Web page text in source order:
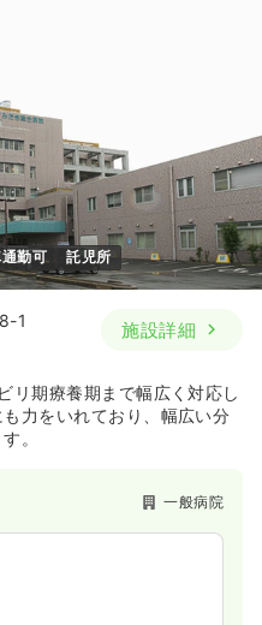
勤可 託児所
1
施設詳細
リ期療養期まで幅広く対応し
力をいれており、幅広い分
。
一般病院